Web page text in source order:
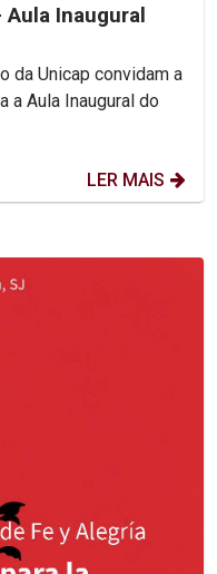
Inaugural
da Unicap convidam a
a Aula Inaugural do
LER MAIS